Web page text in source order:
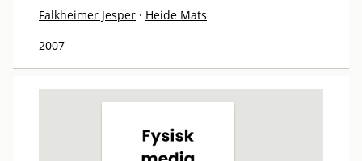
Falkheimer Jesper · Heide Mats
2007